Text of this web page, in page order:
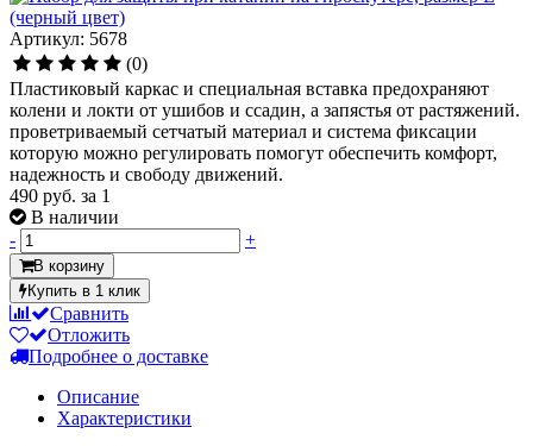
Артикул: 5678
(0)
Пластиковый каркас и специальная вставка предохраняют
колени и локти от ушибов и ссадин, а запястья от растяжений.
проветриваемый сетчатый материал и система фиксации
которую можно регулировать помогут обеспечить комфорт,
надежность и свободу движений.
490 руб. за 1
В наличии
-
+
В корзину
Купить в 1 клик
Сравнить
Отложить
Подробнее о доставке
Описание
Характеристики